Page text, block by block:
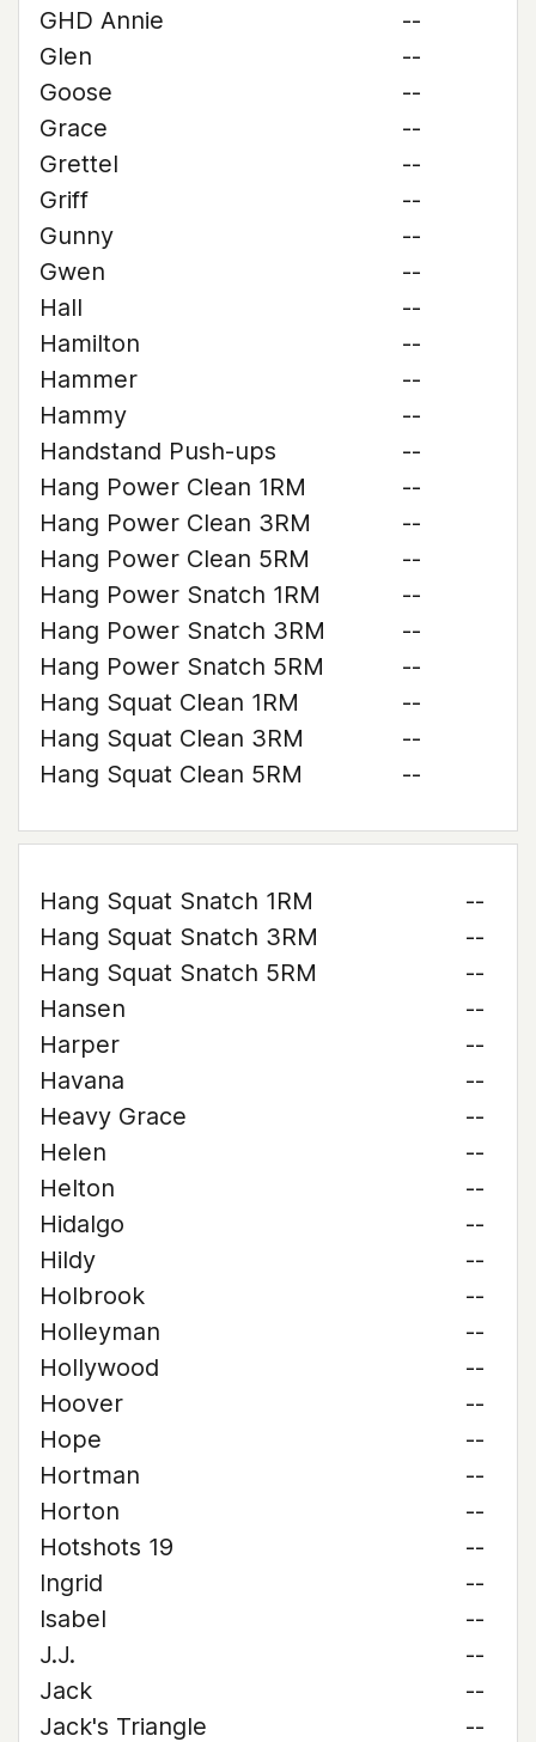
GHD Annie
--
Glen
--
Goose
--
Grace
--
Grettel
--
Griff
--
Gunny
--
Gwen
--
Hall
--
Hamilton
--
Hammer
--
Hammy
--
Handstand Push-ups
--
Hang Power Clean 1RM
--
Hang Power Clean 3RM
--
Hang Power Clean 5RM
--
Hang Power Snatch 1RM
--
Hang Power Snatch 3RM
--
Hang Power Snatch 5RM
--
Hang Squat Clean 1RM
--
Hang Squat Clean 3RM
--
Hang Squat Clean 5RM
--
Hang Squat Snatch 1RM
--
Hang Squat Snatch 3RM
--
Hang Squat Snatch 5RM
--
Hansen
--
Harper
--
Havana
--
Heavy Grace
--
Helen
--
Helton
--
Hidalgo
--
Hildy
--
Holbrook
--
Holleyman
--
Hollywood
--
Hoover
--
Hope
--
Hortman
--
Horton
--
Hotshots 19
--
Ingrid
--
Isabel
--
J.J.
--
Jack
--
Jack's Triangle
--